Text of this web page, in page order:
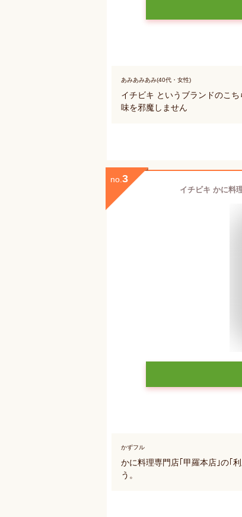
あみあみあみ(40代・女性)
イチビキ というブランドのこ
味を邪魔しません
no. 3
イチビキ かに料
かずフル
かに料理専門店｢甲羅本店｣の｢
う。